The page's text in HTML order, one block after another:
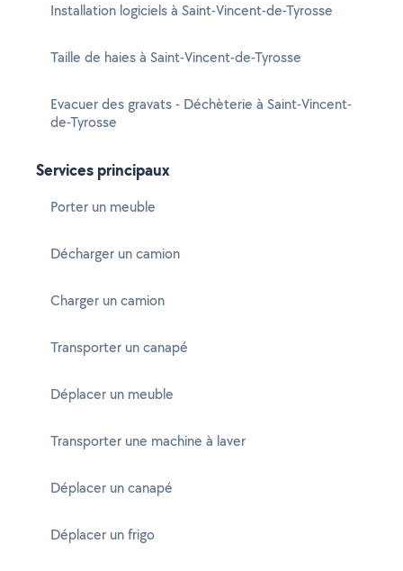
Installation logiciels à Saint-Vincent-de-Tyrosse
Taille de haies à Saint-Vincent-de-Tyrosse
Evacuer des gravats - Déchèterie à Saint-Vincent-
de-Tyrosse
Services principaux
Porter un meuble
Décharger un camion
Charger un camion
Transporter un canapé
Déplacer un meuble
Transporter une machine à laver
Déplacer un canapé
Déplacer un frigo